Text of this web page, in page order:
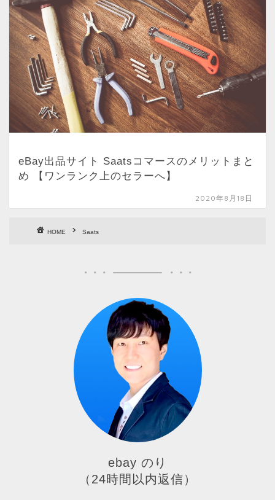
eBay出品サイト Saatsコマースのメリットまと
め 【ワンランク上のセラーへ】
2020年8月18日
HOME Saats
ebay のり
（24時間以内返信）